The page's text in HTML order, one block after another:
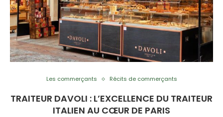
Les commerçants Récits de commerçants
TRAITEUR DAVOLI : L’EXCELLENCE DU TRAITEUR
ITALIEN AU CŒUR DE PARIS